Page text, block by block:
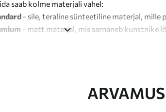
saab kolme materjali vahel:
- sile, teraline sünteetiline materjal, mille
- matt materjal, mis sarnaneb kunstnike